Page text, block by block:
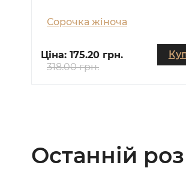
Сорочка жіноча
Ціна: 175.20 грн.
318.00 грн.
Останній